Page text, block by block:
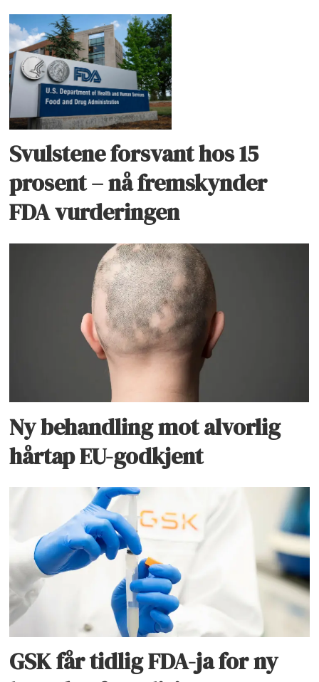
Svulstene forsvant hos 15
prosent – nå fremskynder
FDA vurderingen
Ny behandling mot alvorlig
hårtap EU-godkjent
GSK får tidlig FDA-ja for ny